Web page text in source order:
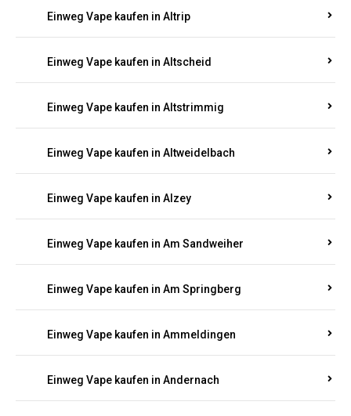
Einweg Vape kaufen in Altrip
Einweg Vape kaufen in Altscheid
Einweg Vape kaufen in Altstrimmig
Einweg Vape kaufen in Altweidelbach
Einweg Vape kaufen in Alzey
Einweg Vape kaufen in Am Sandweiher
Einweg Vape kaufen in Am Springberg
Einweg Vape kaufen in Ammeldingen
Einweg Vape kaufen in Andernach